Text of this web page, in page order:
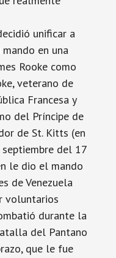
unificar a
en una
Rooke como
veterano de
Francesa y
del Príncipe de
de St. Kitts (en
septiembre del 17
le dio el mando
de Venezuela
voluntarios
durante la
del Pantano
que le fue